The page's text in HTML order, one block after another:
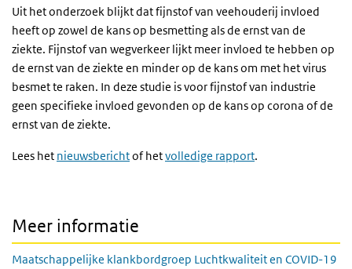
Uit het onderzoek blijkt dat fijnstof van veehouderij invloed
heeft op zowel de kans op besmetting als de ernst van de
ziekte. Fijnstof van wegverkeer lijkt meer invloed te hebben op
de ernst van de ziekte en minder op de kans om met het virus
besmet te raken. In deze studie is voor fijnstof van industrie
geen specifieke invloed gevonden op de kans op corona of de
ernst van de ziekte.
Lees het nieuwsberichtof hetvolledige rapport.
Meer informatie
Maatschappelijke klankbordgroep Luchtkwaliteit en COVID-19